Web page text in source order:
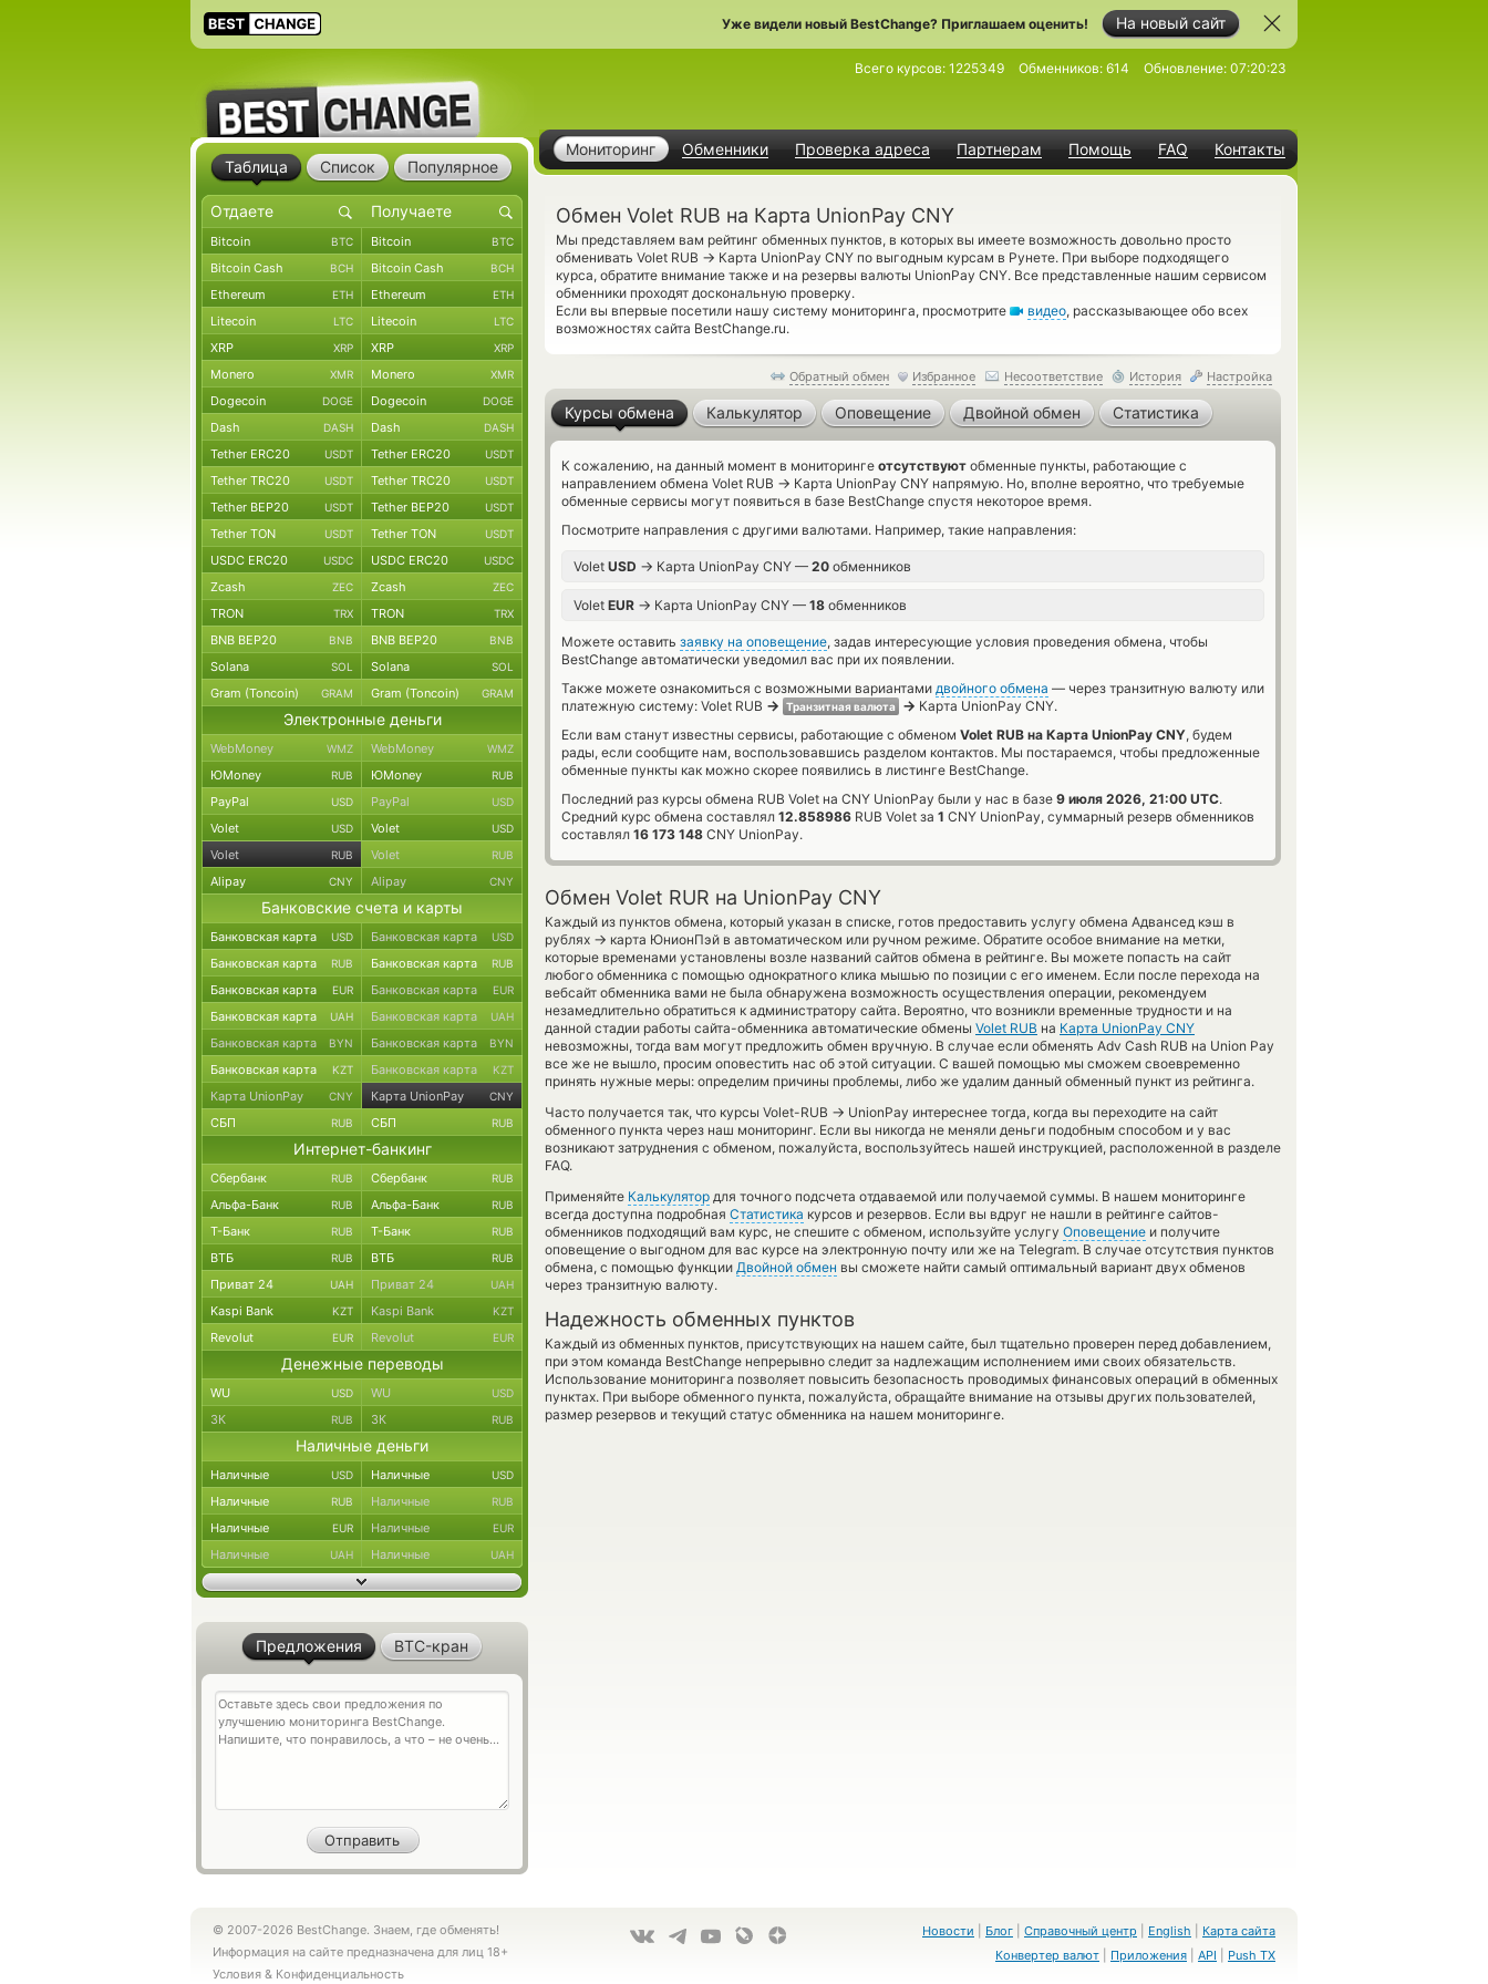
На новый сайт
Уже видели новый BestChange? Приглашаем оценить!
Мониторинг Обменники Проверка адреса Партнерам Помощь FAQ Контакты
Всего курсов: 1225349 Обменников: 614 Обновление: 07:20:23
Обмен Volet RUB на Карта UnionPay CNY
Мы представляем вам рейтинг обменных пунктов, в которых вы имеете возможность довольно просто
обменивать Volet RUB → Карта UnionPay CNY по выгодным курсам в Рунете. При выборе подходящего
курса, обратите внимание также и на резервы валюты UnionPay CNY. Все представленные нашим сервисом
обменники проходят доскональную проверку.
Если вы впервые посетили нашу систему мониторинга, просмотрите
видео, рассказывающее обо всех
возможностях сайта BestChange.ru.
Обратный обмен Избранное Несоответствие История Настройка
Курсы обмена Калькулятор Оповещение Двойной обмен Статистика
К сожалению, на данный момент в мониторинге отсутствуют обменные пункты, работающие с
направлением обмена Volet RUB → Карта UnionPay CNY напрямую. Но, вполне вероятно, что требуемые
обменные сервисы могут появиться в базе BestChange спустя некоторое время.
Посмотрите направления с другими валютами. Например, такие направления:
Volet USD → Карта UnionPay CNY — 20 обменников
Volet EUR → Карта UnionPay CNY — 18 обменников
Можете оставить заявку на оповещение, задав интересующие условия проведения обмена, чтобы
BestChange автоматически уведомил вас при их появлении.
Также можете ознакомиться с возможными вариантами двойного обмена — через транзитную валюту или
платежную систему: Volet RUB → Транзитная валюта → Карта UnionPay CNY.
Если вам станут известны сервисы, работающие с обменом Volet RUB на Карта UnionPay CNY, будем
рады, если сообщите нам, воспользовавшись разделом контактов. Мы постараемся, чтобы предложенные
обменные пункты как можно скорее появились в листинге BestChange.
Последний раз курсы обмена RUB Volet на CNY UnionPay были у нас в базе 9 июля 2026, 21:00 UTC.
Средний курс обмена составлял 12.858986 RUB Volet за 1 CNY UnionPay, суммарный резерв обменников
составлял 16 173 148 CNY UnionPay.
Обмен Volet RUR на UnionPay CNY
Каждый из пунктов обмена, который указан в списке, готов предоставить услугу обмена Адвансед кэш в
рублях → карта ЮнионПэй в автоматическом или ручном режиме. Обратите особое внимание на метки,
которые временами установлены возле названий сайтов обмена в рейтинге. Вы можете попасть на сайт
любого обменника с помощью однократного клика мышью по позиции с его именем. Если после перехода на
вебсайт обменника вами не была обнаружена возможность осуществления операции, рекомендуем
незамедлительно обратиться к администратору сайта. Вероятно, что возникли временные трудности и на
данной стадии работы сайта-обменника автоматические обмены Volet RUB на Карта UnionPay CNY
невозможны, тогда вам могут предложить обмен вручную. В случае если обменять Adv Cash RUB на Union Pay
все же не вышло, просим оповестить нас об этой ситуации. С вашей помощью мы сможем своевременно
принять нужные меры: определим причины проблемы, либо же удалим данный обменный пункт из рейтинга.
Часто получается так, что курсы Volet-RUB → UnionPay интереснее тогда, когда вы переходите на сайт
обменного пункта через наш мониторинг. Если вы никогда не меняли деньги подобным способом и у вас
возникают затруднения с обменом, пожалуйста, воспользуйтесь нашей инструкцией, расположенной в разделе
FAQ.
Применяйте Калькулятор для точного подсчета отдаваемой или получаемой суммы. В нашем мониторинге
всегда доступна подробная Статистика курсов и резервов. Если вы вдруг не нашли в рейтинге сайтов-
обменников подходящий вам курс, не спешите с обменом, используйте услугу Оповещение и получите
оповещение о выгодном для вас курсе на электронную почту или же на Telegram. В случае отсутствия пунктов
обмена, с помощью функции Двойной обмен вы сможете найти самый оптимальный вариант двух обменов
через транзитную валюту.
Надежность обменных пунктов
Каждый из обменных пунктов, присутствующих на нашем сайте, был тщательно проверен перед добавлением,
при этом команда BestChange непрерывно следит за надлежащим исполнением ими своих обязательств.
Использование мониторинга позволяет повысить безопасность проводимых финансовых операций в обменных
пунктах. При выборе обменного пункта, пожалуйста, обращайте внимание на отзывы других пользователей,
размер резервов и текущий статус обменника на нашем мониторинге.
Таблица Список Популярное
Bitcoin BTC Bitcoin BTC
Bitcoin Cash BCH Bitcoin Cash BCH
Ethereum ETH Ethereum ETH
Litecoin LTC Litecoin LTC
XRP XRP XRP XRP
Monero XMR Monero XMR
Dogecoin DOGE Dogecoin DOGE
Dash DASH Dash DASH
Tether ERC20 USDT Tether ERC20 USDT
Tether TRC20 USDT Tether TRC20 USDT
Tether BEP20 USDT Tether BEP20 USDT
Tether TON USDT Tether TON USDT
USDC ERC20 USDC USDC ERC20 USDC
Zcash ZEC Zcash ZEC
TRON TRX TRON TRX
BNB BEP20 BNB BNB BEP20 BNB
Solana SOL Solana SOL
Gram (Toncoin) GRAM Gram (Toncoin) GRAM
Электронные деньги
WebMoney WMZ WebMoney WMZ
ЮMoney RUB ЮMoney RUB
PayPal USD PayPal USD
Volet USD Volet USD
Volet RUB Volet RUB
Alipay CNY Alipay CNY
Банковские счета и карты
Банковская карта USD Банковская карта USD
Банковская карта RUB Банковская карта RUB
Банковская карта EUR Банковская карта EUR
Банковская карта UAH Банковская карта UAH
Банковская карта BYN Банковская карта BYN
Банковская карта KZT Банковская карта KZT
Карта UnionPay CNY Карта UnionPay CNY
СБП RUB СБП RUB
Интернет-банкинг
Сбербанк RUB Сбербанк RUB
Альфа-Банк RUB Альфа-Банк RUB
Т-Банк RUB Т-Банк RUB
ВТБ RUB ВТБ RUB
Приват 24 UAH Приват 24 UAH
Kaspi Bank KZT Kaspi Bank KZT
Revolut EUR Revolut EUR
Денежные переводы
WU USD WU USD
ЗК RUB ЗК RUB
Наличные деньги
Наличные USD Наличные USD
Наличные RUB Наличные RUB
Наличные EUR Наличные EUR
Наличные UAH Наличные UAH
Предложения BTC-кран
© 2007-2026 BestChange. Знаем, где обменять!
Информация на сайте предназначена для лиц 18+
Условия & Конфиденциальность
Новости Блог Справочный центр English
Карта сайта
Конвертер валют
Приложения API Push TX